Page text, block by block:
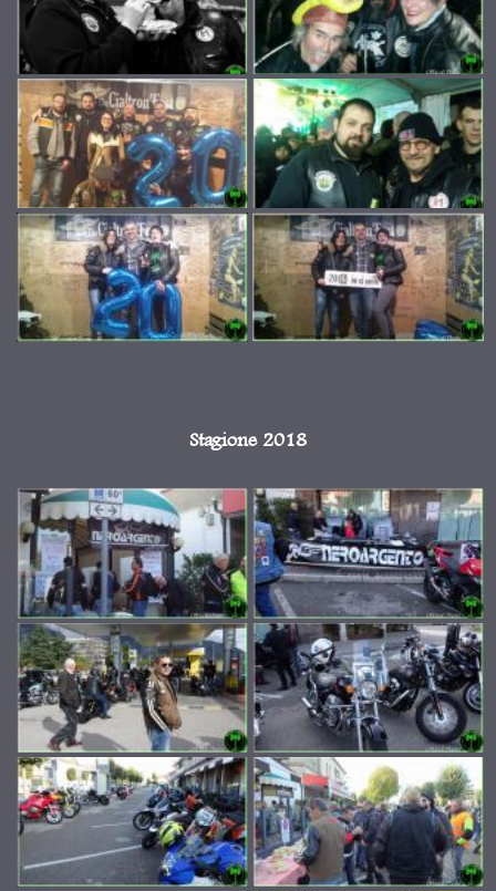
Stagione 2018